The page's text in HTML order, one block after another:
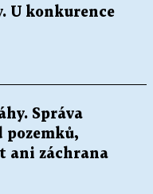
U konkurence
Správa
pozemků,
ani záchrana